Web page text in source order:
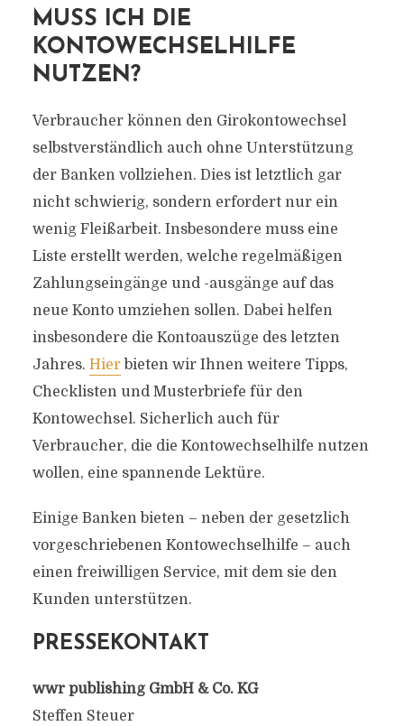
MUSS ICH DIE
KONTOWECHSELHILFE
NUTZEN?
Verbraucher können den Girokontowechsel
selbstverständlich auch ohne Unterstützung
der Banken vollziehen. Dies ist letztlich gar
nicht schwierig, sondern erfordert nur ein
wenig Fleißarbeit. Insbesondere muss eine
Liste erstellt werden, welche regelmäßigen
Zahlungseingänge und -ausgänge auf das
neue Konto umziehen sollen. Dabei helfen
insbesondere die Kontoauszüge des letzten
Jahres. Hierbieten wir Ihnen weitere Tipps,
Checklisten und Musterbriefe für den
Kontowechsel. Sicherlich auch für
Verbraucher, die die Kontowechselhilfe nutzen
wollen, eine spannende Lektüre.
Einige Banken bieten – neben der gesetzlich
vorgeschriebenen Kontowechselhilfe – auch
einen freiwilligen Service, mit dem sie den
Kunden unterstützen.
PRESSEKONTAKT
wwr publishing GmbH & Co. KG
Steffen Steuer